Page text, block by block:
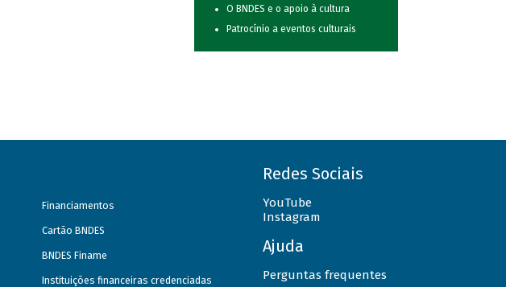
O BNDES e o apoio à cultura
Patrocínio a eventos culturais
Financiamentos
Cartão BNDES
BNDES Finame
Instituições financeiras credenciadas
Redes Sociais
YouTube
Instagram
Ajuda
Perguntas frequentes